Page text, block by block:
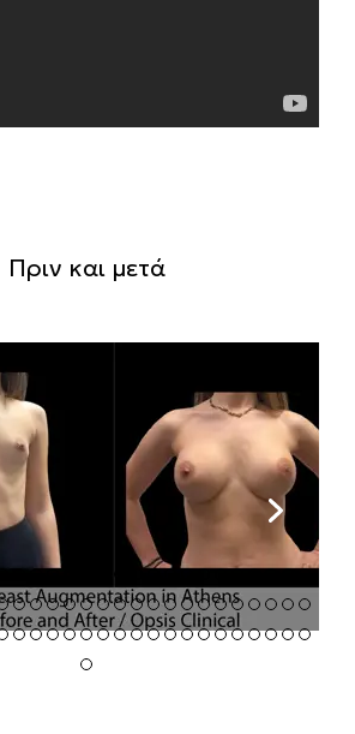
Πριν και μετά